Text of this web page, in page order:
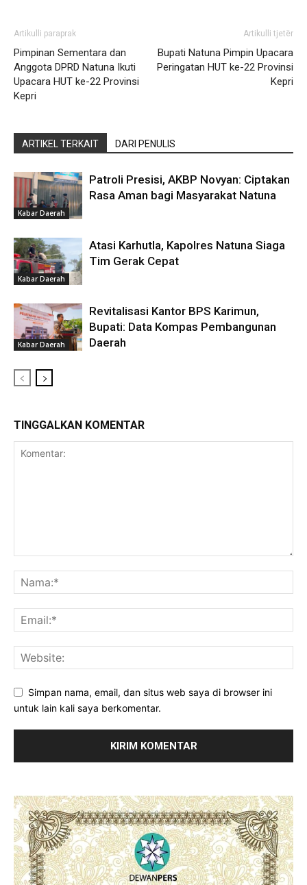
Artikulli paraprak
Pimpinan Sementara dan
Anggota DPRD Natuna Ikuti
Upacara HUT ke-22 Provinsi
Kepri
Artikulli tjetër
Bupati Natuna Pimpin Upacara
Peringatan HUT ke-22 Provinsi
Kepri
ARTIKEL TERKAIT DARI PENULIS
Kabar Daerah
Patroli Presisi, AKBP Novyan: Ciptakan
Rasa Aman bagi Masyarakat Natuna
Kabar Daerah
Atasi Karhutla, Kapolres Natuna Siaga
Tim Gerak Cepat
Kabar Daerah
Revitalisasi Kantor BPS Karimun,
Bupati: Data Kompas Pembangunan
Daerah
TINGGALKAN KOMENTAR
Simpan nama, email, dan situs web saya di browser ini
untuk lain kali saya berkomentar.